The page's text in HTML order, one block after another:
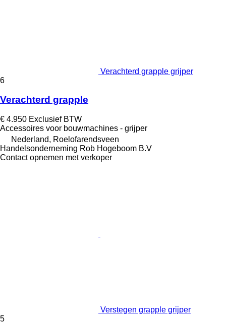
Verachterd grapple grijper
6
Verachterd grapple
€ 4.950 Exclusief BTW
Accessoires voor bouwmachines - grijper
Nederland, Roelofarendsveen
Handelsonderneming Rob Hogeboom B.V
Contact opnemen met verkoper
Verstegen grapple grijper
5